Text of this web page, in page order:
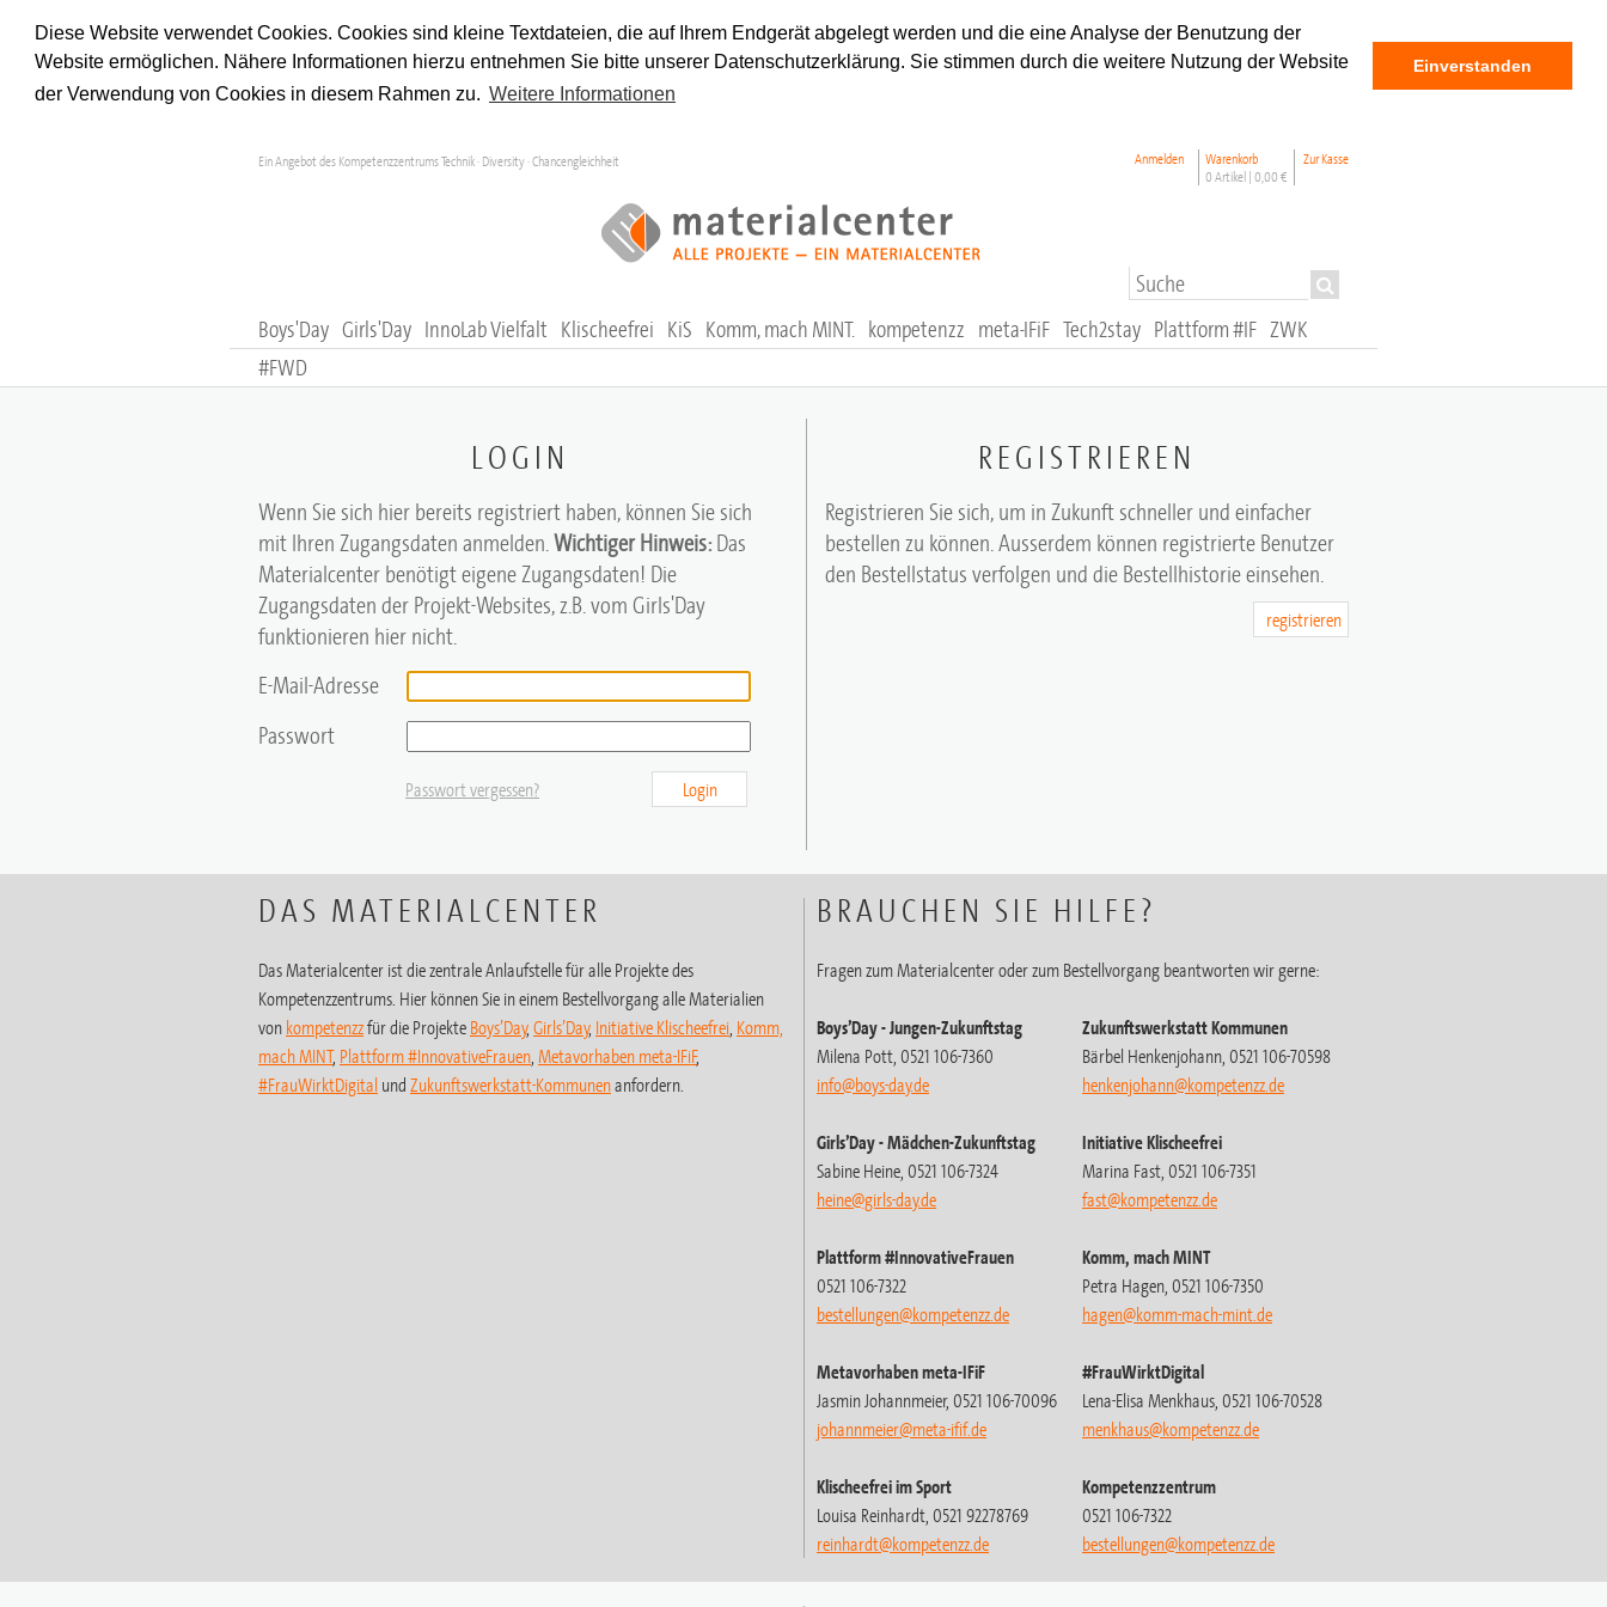
Diese Website verwendet Cookies. Cookies sind kleine Textdateien, die auf Ihrem Endgerät abgelegt werden und die eine Analyse der Benutzung der
Website ermöglichen. Nähere Informationen hierzu entnehmen Sie bitte unserer Datenschutzerklärung. Sie stimmen durch die weitere Nutzung der Website
der Verwendung von Cookies in diesem Rahmen zu. Weitere Informationen
Einverstanden
Ein Angebot des Kompetenzzentrums Technik · Diversity · Chancengleichheit Anmelden
Warenkorb
0 Artikel | 0,00 €
Zur Kasse
Boys'Day Girls'Day InnoLab Vielfalt Klischeefrei KiS Komm, mach MINT. kompetenzz meta-IFiF Tech2stay Plattform #IF ZWK
#FWD
LOGIN
Wenn Sie sich hier bereits registriert haben, können Sie sich
mit Ihren Zugangsdaten anmelden. Wichtiger Hinweis: Das
Materialcenter benötigt eigene Zugangsdaten! Die
Zugangsdaten der Projekt-Websites, z.B. vom Girls'Day
funktionieren hier nicht.
E-Mail-Adresse
Passwort
Passwort vergessen? Login
REGISTRIEREN
Registrieren Sie sich, um in Zukunft schneller und einfacher
bestellen zu können. Ausserdem können registrierte Benutzer
den Bestellstatus verfolgen und die Bestellhistorie einsehen.
registrieren
DAS MATERIALCENTER
Das Materialcenter ist die zentrale Anlaufstelle für alle Projekte des
Kompetenzzentrums. Hier können Sie in einem Bestellvorgang alle Materialien
von kompetenzzfür die Projekte Boys’Day, Girls’Day, Initiative Klischeefrei Komm,
mach MINT, Plattform #InnovativeFrauen Metavorhaben meta-IFiF,
#FrauWirktDigital und Zukunftswerkstatt-Kommunenanfordern.
BRAUCHEN SIE HILFE?
Fragen zum Materialcenter oder zum Bestellvorgang beantworten wir gerne:
Boys’Day- Jungen-Zukunftstag
Milena Pott, 0521 106-7360
info@boys-day.de
Zukunftswerkstatt Kommunen
Bärbel Henkenjohann, 0521 106-70598
henkenjohann@kompetenzz.de
Girls’Day- Mädchen-Zukunftstag
Sabine Heine, 0521 106-7324
heine@girls-day.de
Initiative Klischeefrei
Marina Fast, 0521 106-7351
fast@kompetenzz.de
Plattform #InnovativeFrauen
0521 106-7322
bestellungen@kompetenzz.de
Komm, mach MINT
Petra Hagen, 0521 106-7350
hagen@komm-mach-mint.de
Metavorhaben meta-IFiF
Jasmin Johannmeier, 0521 106-70096
johannmeier@meta-ifif.de
#FrauWirktDigital
Lena-Elisa Menkhaus, 0521 106-70528
menkhaus@kompetenzz.de
Klischeefrei im Sport
Louisa Reinhardt, 0521 92278769
reinhardt@kompetenzz.de
Kompetenzzentrum
0521 106-7322
bestellungen@kompetenzz.de